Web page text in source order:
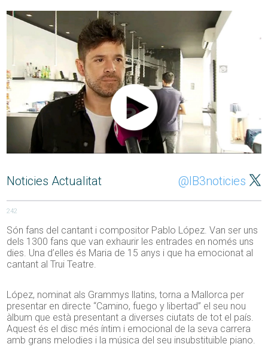
Noticies Actualitat @IB3noticies
242
Són fans del cantant i compositor Pablo López. Van ser uns
dels 1300 fans que van exhaurir les entrades en només uns
dies. Una d’elles és Maria de 15 anys i que ha emocionat al
cantant al Trui Teatre.
López, nominat als Grammys llatins, torna a Mallorca per
presentar en directe “Camino, fuego y libertad” el seu nou
àlbum que està presentant a diverses ciutats de tot el país.
Aquest és el disc més íntim i emocional de la seva carrera
amb grans melodies i la música del seu insubstituïble piano.